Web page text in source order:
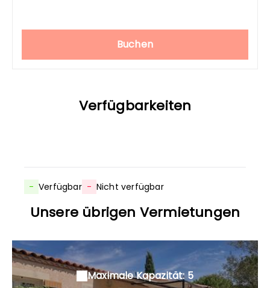
Buchen
Verfügbarkeiten
- Verfügbar - Nicht verfügbar
Unsere übrigen Vermietungen
Maximale Kapazität: 5